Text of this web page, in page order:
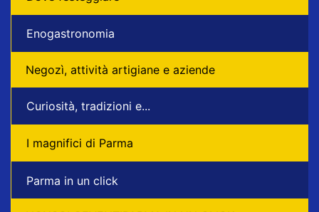
Enogastronomia
Negozì, attività artigiane e aziende
Curiosità, tradizioni e...
I magnifici di Parma
Parma in un click